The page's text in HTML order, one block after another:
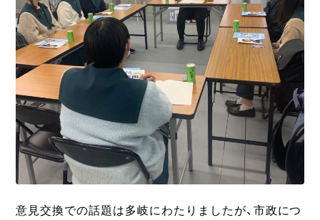
意見交換での話題は多岐にわたりましたが、市政につ